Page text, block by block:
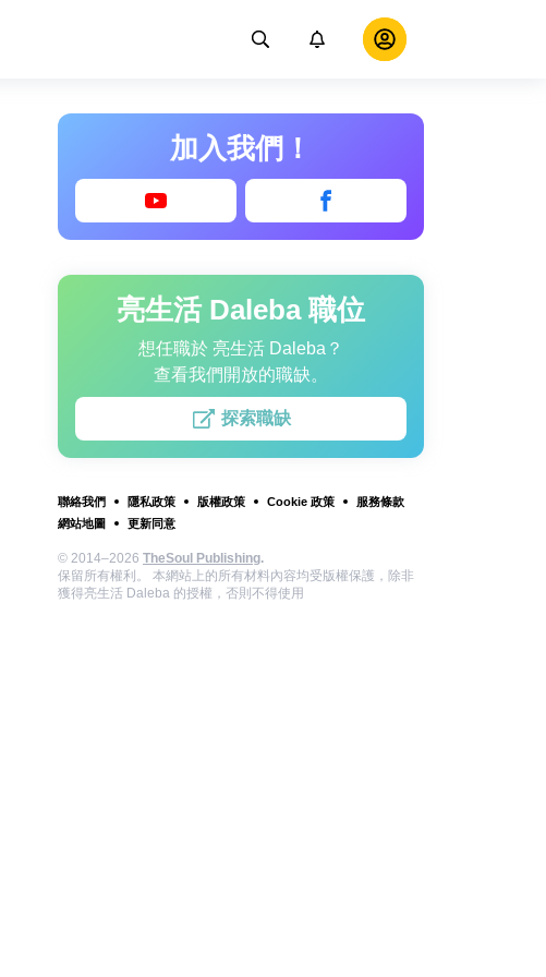
加入我們！
亮生活 Daleba 職位
想任職於 亮生活 Daleba？
查看我們開放的職缺。
探索職缺
聯絡我們 隱私政策 版權政策 Cookie 政策
服務條款
網站地圖
更新同意
© 2014–2026 TheSoul Publishing.
保留所有權利。 本網站上的所有材料內容均受版權保護，除非
獲得亮生活 Daleba 的授權，否則不得使用